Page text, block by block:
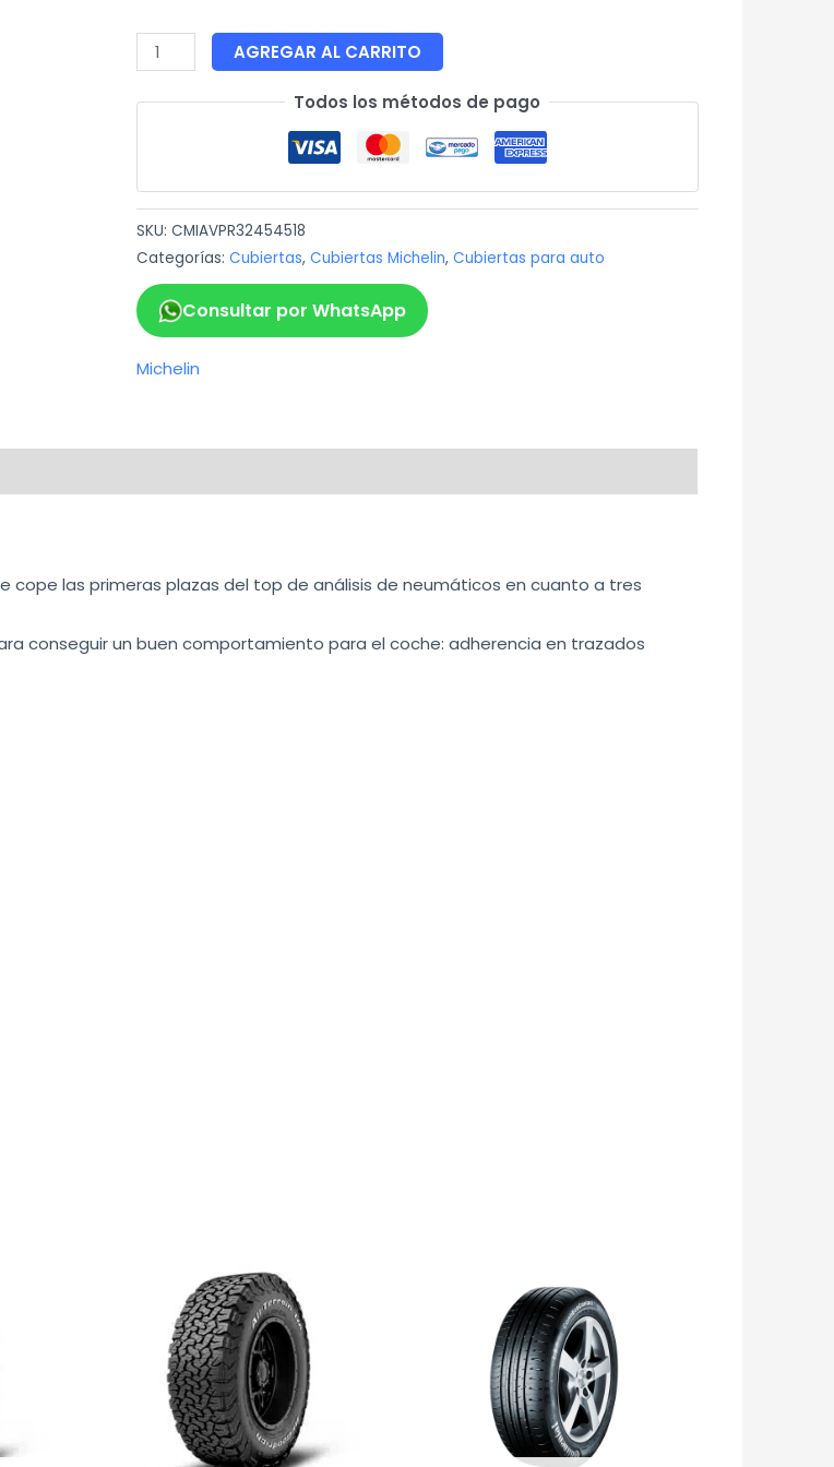
AGREGAR AL CARRITO
Todos los métodos de pago
SKU: CMIAVPR32454518
Categorías: Cubiertas, Cubiertas Michelin, Cubiertas para auto
Consultar por WhatsApp
Michelin
cope las primeras plazas del top de análisis de neumáticos en cuanto a tres
conseguir un buen comportamiento para el coche: adherencia en trazados